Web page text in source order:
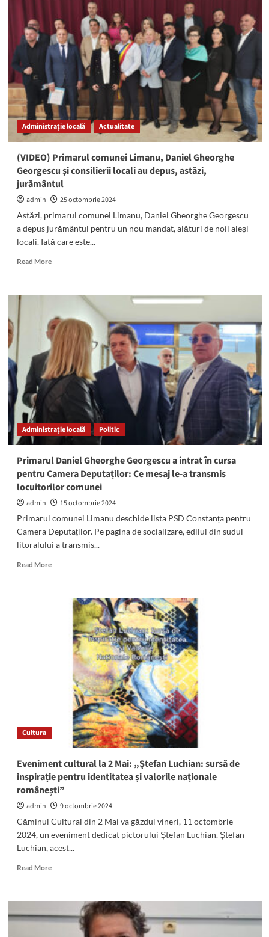
mesaje
au
transmis,
la
de
mandat,
primarul
Daniel
Georgescu
Mihai
Feodorof
Administrație locală Actualitate
(VIDEO) Primarul comunei Limanu, Daniel Gheorghe
Georgescu și consilierii locali au depus, astăzi,
jurământul
admin
25 octombrie 2024
Astăzi, primarul comunei Limanu, Daniel Gheorghe Georgescu
a depus jurământul pentru un nou mandat, alături de noii aleși
locali. Iată care este...
Read MoreRead
(VIDEO)
comunei
Limanu,
Daniel
Gheorghe
Georgescu
și
consilierii
locali
astăzi,
jurământul
Administrație locală Politic
Primarul Daniel Gheorghe Georgescu a intrat în cursa
pentru Camera Deputaților: Ce mesaj le-a transmis
locuitorilor comunei
admin
15 octombrie 2024
Primarul comunei Limanu deschide lista PSD Constanța pentru
Camera Deputaților. Pe pagina de socializare, edilul din sudul
litoralului a transmis...
Read MoreRead
Primarul
Gheorghe
Georgescu
pentru
Camera
Deputaților:
transmis
locuitorilor
comunei
Cultura
Eveniment cultural la 2 Mai: „Ștefan Luchian: sursă de
inspirație pentru identitatea și valorile naționale
românești”
admin
9 octombrie 2024
Căminul Cultural din 2 Mai va găzdui vineri, 11 octombrie
2024, un eveniment dedicat pictorului Ștefan Luchian. Ștefan
Luchian, acest...
Read MoreRead
Eveniment
la